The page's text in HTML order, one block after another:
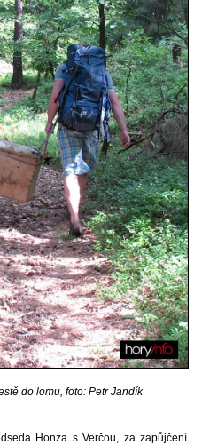
do lomu, foto: Petr Jandík
Honza s Verčou, za zapůjčení